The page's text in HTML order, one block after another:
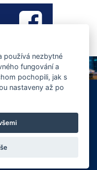
s.r.o., realizace
webových stránek.
používá nezbytné
fungování a
pochopili, jak s
nastaveny až po